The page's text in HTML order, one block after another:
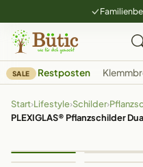
SALE Restposten
Start›Lifestyle›Schilder›
PLEXIGLAS® Pflanzschilder